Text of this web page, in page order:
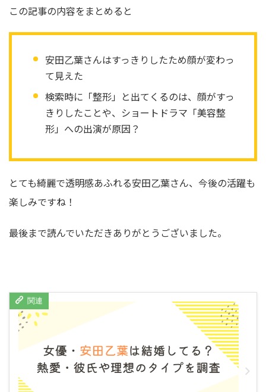
この記事の内容をまとめると
安田乙葉さんはすっきりしたため顔が変わっ
て見えた
検索時に「整形」と出てくるのは、顔がすっ
きりしたことや、ショートドラマ「美容整
形」への出演が原因？
とても綺麗で透明感あふれる安田乙葉さん、今後の活躍も
楽しみですね！
最後まで読んでいただきありがとうございました。